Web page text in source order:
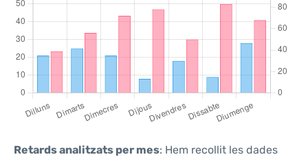
Retards analitzats per mes: Hem recollit les dades